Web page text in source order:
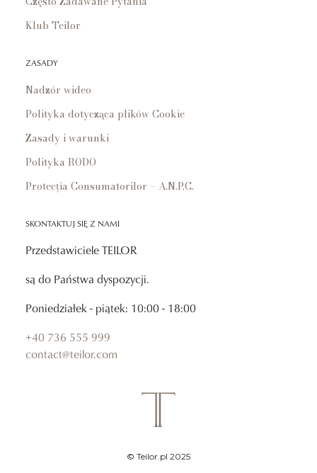
Klub Teilor
ZASADY
Nadzór wideo
Polityka dotycząca plików Cookie
Zasady i warunki
Polityka RODO
Protecția Consumatorilor – A.N.P.C.
SKONTAKTUJ SIĘ Z NAMI
Przedstawiciele TEILOR
są do Państwa dyspozycji.
Poniedziałek - piątek: 10:00 - 18:00
+40 736 555 999
contact@teilor.com
© Teilor.pl 2025